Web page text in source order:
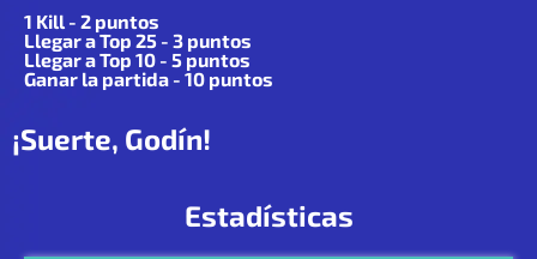
1 Kill - 2 puntos
Llegar a Top 25 - 3 puntos
Llegar a Top 10 - 5 puntos
Ganar la partida - 10 puntos
¡Suerte, Godín!
Estadísticas